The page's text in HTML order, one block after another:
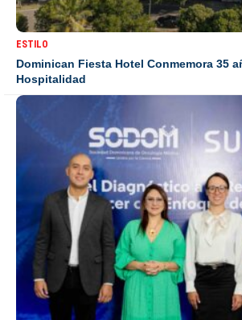
ESTILO
Dominican Fiesta Hotel Conmemora 35
Hospitalidad